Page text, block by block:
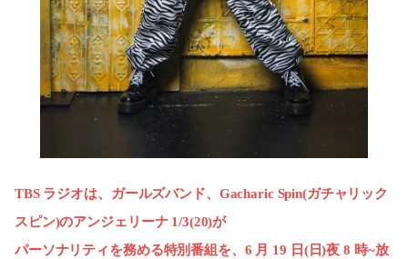
TBS ラジオは、ガールズバンド、 Gacharic Spin(ガチャリック
スピン)のアンジェリーナ1/3(20)が
パーソナリティを務める特別番組を、 6 月 19 日(日)夜 8 時~放